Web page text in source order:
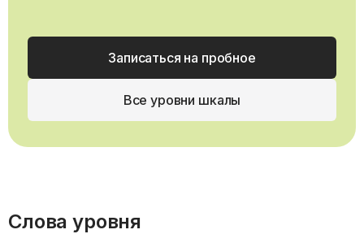
Записаться на пробное
Все уровни шкалы
Слова уровня